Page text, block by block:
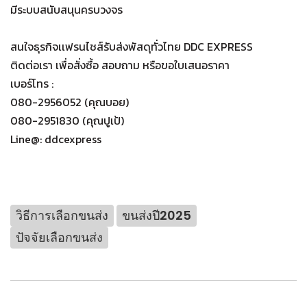
มีระบบสนับสนุนครบวงจร
สนใจธุรกิจเเฟรนไชส์รับส่งพัสดุทั่วไทย DDC EXPRESS
ติดต่อเรา เพื่อสั่งซื้อ สอบถาม หรือขอใบเสนอราคา
เบอร์โทร :
080-2956052 (คุณบอย)
080-2951830 (คุณปูเป้)
Line@: ddcexpress
วิธีการเลือกขนส่ง
ขนส่งปี2025
ปัจจัยเลือกขนส่ง